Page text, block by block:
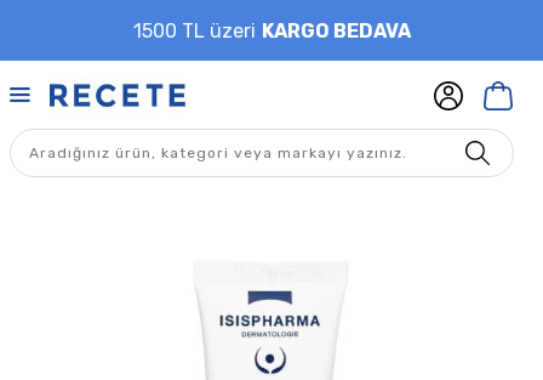
1500 TL üzeri KARGO BEDAVA